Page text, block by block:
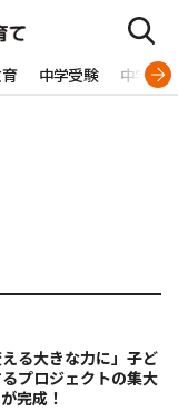
中学受験 中学生
る大きな力に」子ど
プロジェクトの集大
完成！